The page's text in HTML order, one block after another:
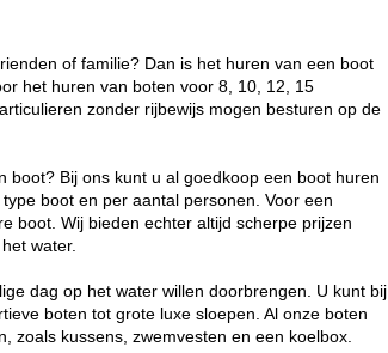
of familie? Dan is het huren van een boot
het huren van boten voor 8, 10, 12, 15
zonder rijbewijs mogen besturen op de
boot? Bij ons kunt u al goedkoop een boot huren
boot en per aantal personen. Voor een
boot. Wij bieden echter altijd scherpe prijzen
water.
dag op het water willen doorbrengen. U kunt bij
boten tot grote luxe sloepen. Al onze boten
zoals kussens, zwemvesten en een koelbox.